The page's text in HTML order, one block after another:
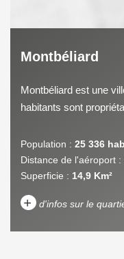
Montbéliard
Montbéliard est une
habitants sont
Population : 25 336
Distance de l'aéroport :
Superficie : 14,9 Km²
+ d'infos sur le